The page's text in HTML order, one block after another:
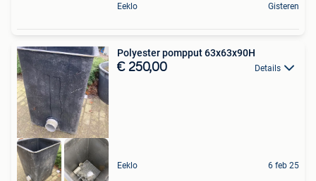
Eeklo Gisteren
Polyester pompput 63x63x90H
€ 250,00 Details
Eeklo 6 feb 25